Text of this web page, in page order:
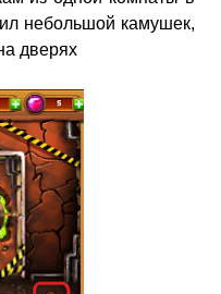
небольшой камушек,
дверях